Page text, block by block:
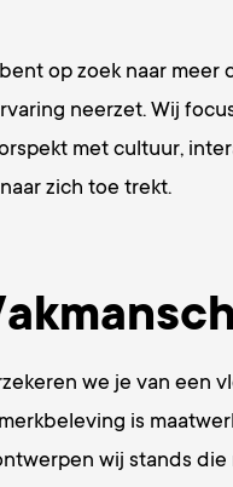
op zoek naar
neerzet. Wij
met cultuur,
zich toe trekt.
we je van een
is
wij stands